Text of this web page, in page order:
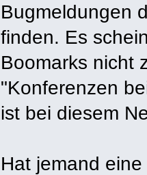
Bugmeldungen
finden. Es
Boomarks nicht
"Konferenzen
ist bei diesem
Hat jemand